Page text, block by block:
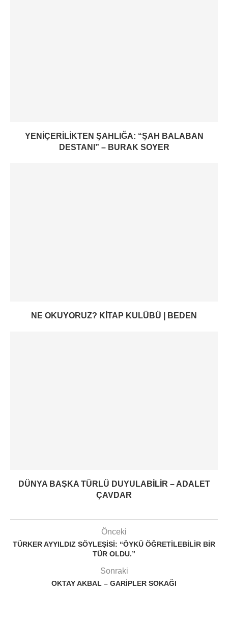
YENIÇERILIKTEN ŞAHLIĞA: “ŞAH BALABAN
DESTANI” – BURAK SOYER
NE OKUYORUZ? KITAP KULÜBÜ | BEDEN
DÜNYA BAŞKA TÜRLÜ DUYULABILIR – ADALET
ÇAVDAR
Önceki
TÜRKER AYYILDIZ SÖYLEŞISI: “ÖYKÜ ÖĞRETILEBILIR BIR
TÜR OLDU.”
Sonraki
OKTAY AKBAL – GARIPLER SOKAĞI